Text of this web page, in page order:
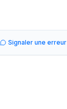
Signaler une erreur